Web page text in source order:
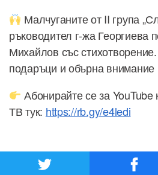
Малчуганите от II група
ръководител г-жа Георгиева
Михайлов със стихотворение.
подаръци и обърна внимание
Абонирайте се за
ТВ тук: https://rb.gy/e4ledi